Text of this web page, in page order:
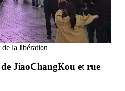
de la libération
JiaoChangKou et rue